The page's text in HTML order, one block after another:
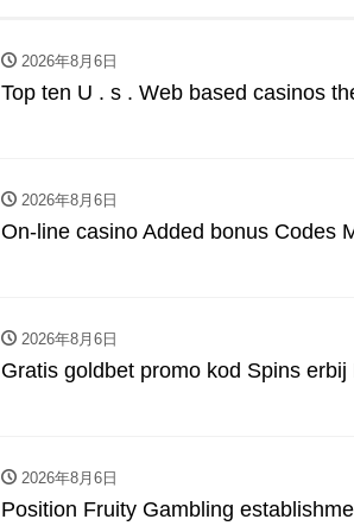
2026年8月6日
Top ten U . s . Web based casinos
2026年8月6日
On-line casino Added bonus Codes
2026年8月6日
Gratis goldbet promo kod Spins
2026年8月6日
Position Fruity Gambling